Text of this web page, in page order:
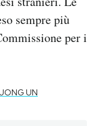
sempre più
per i
UN